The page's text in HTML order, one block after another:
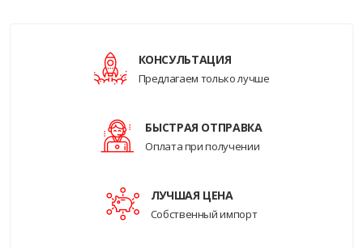
КОНСУЛЬТАЦИЯ
Предлагаем только лучше
БЫСТРАЯ ОТПРАВКА
Оплата при получении
ЛУЧШАЯ ЦЕНА
Собственный импорт